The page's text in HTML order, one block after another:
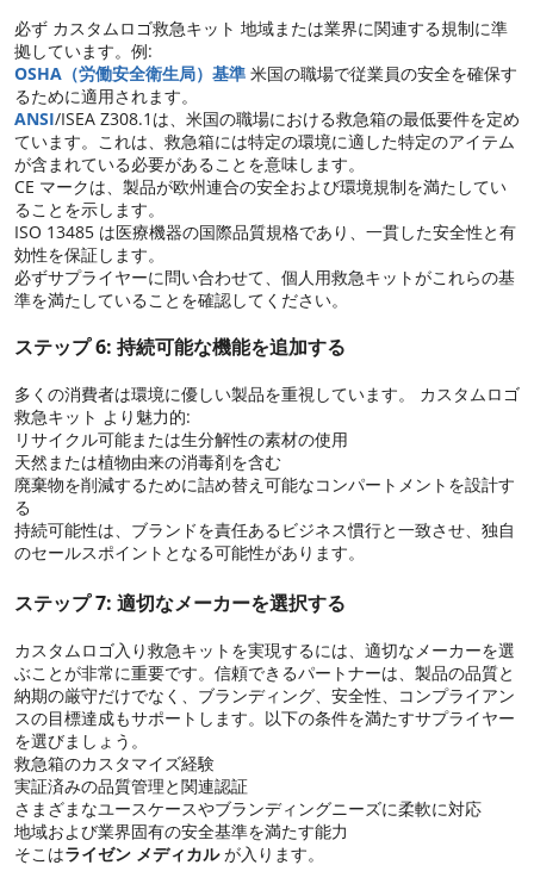
必ず カスタムロゴ救急キット 地域または業界に関連する規制に準
拠しています。例:
OSHA（労働安全衛生局）基準 米国の職場で従業員の安全を確保す
るために適用されます。
ANSI/ISEA Z308.1は、米国の職場における救急箱の最低要件を定め
ています。これは、救急箱には特定の環境に適した特定のアイテム
が含まれている必要があることを意味します。
CE マークは、製品が欧州連合の安全および環境規制を満たしてい
ることを示します。
ISO 13485 は医療機器の国際品質規格であり、一貫した安全性と有
効性を保証します。
必ずサプライヤーに問い合わせて、個人用救急キットがこれらの基
準を満たしていることを確認してください。
ステップ 6: 持続可能な機能を追加する
多くの消費者は環境に優しい製品を重視しています。 カスタムロゴ
救急キット より魅力的:
リサイクル可能または生分解性の素材の使用
天然または植物由来の消毒剤を含む
廃棄物を削減するために詰め替え可能なコンパートメントを設計す
る
持続可能性は、ブランドを責任あるビジネス慣行と一致させ、独自
のセールスポイントとなる可能性があります。
ステップ 7: 適切なメーカーを選択する
カスタムロゴ入り救急キットを実現するには、適切なメーカーを選
ぶことが非常に重要です。信頼できるパートナーは、製品の品質と
納期の厳守だけでなく、ブランディング、安全性、コンプライアン
スの目標達成もサポートします。以下の条件を満たすサプライヤー
を選びましょう。
救急箱のカスタマイズ経験
実証済みの品質管理と関連認証
さまざまなユースケースやブランディングニーズに柔軟に対応
地域および業界固有の安全基準を満たす能力
そこはライゼン メディカルが入ります。